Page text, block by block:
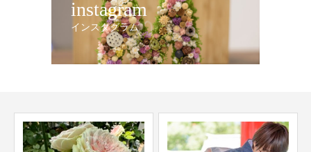
instagram
インスタグラム